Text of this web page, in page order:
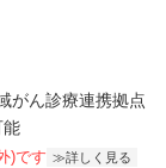
がん診療連携拠点
能
)です 詳しく見る